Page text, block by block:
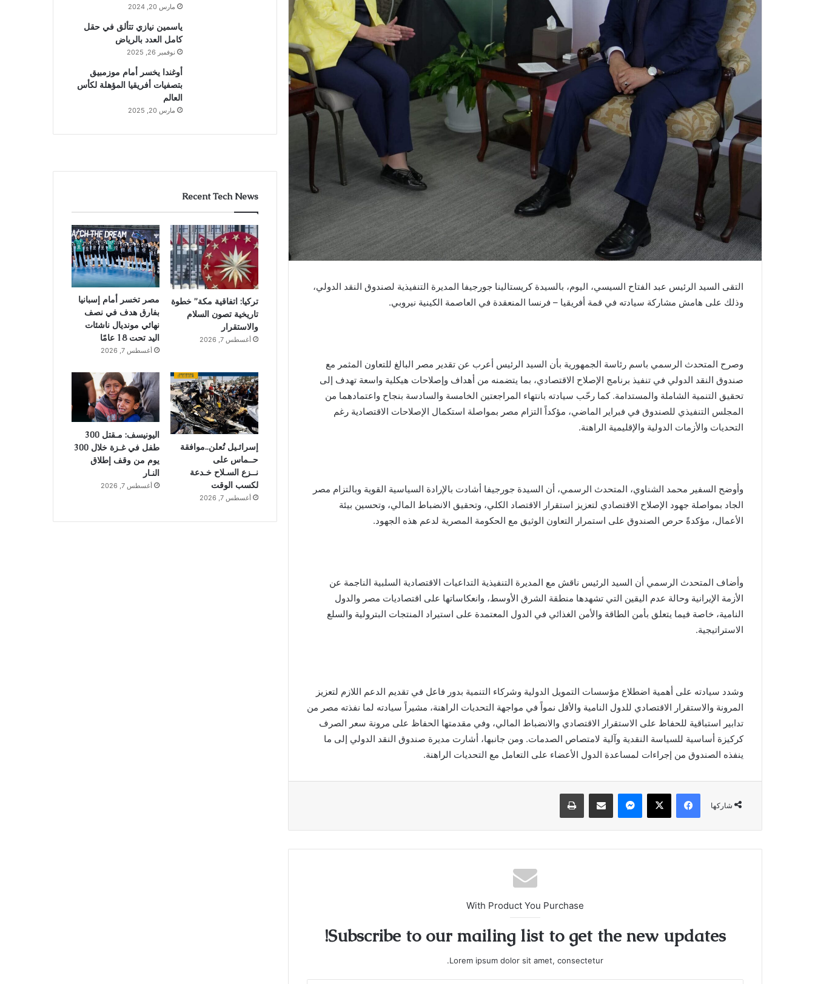
التقى السيد الرئيس عبد الفتاح السيسي، اليوم، بالسيدة كريستالينا جورجيفا المديرة التنفيذية لصندوق النقد الدولي،
وذلك على هامش مشاركة سيادته في قمة أفريقيا – فرنسا المنعقدة في العاصمة الكينية نيروبي.
وصرح المتحدث الرسمي باسم رئاسة الجمهورية بأن السيد الرئيس أعرب عن تقدير مصر البالغ للتعاون المثمر مع
صندوق النقد الدولي في تنفيذ برنامج الإصلاح الاقتصادي، بما يتضمنه من أهداف وإصلاحات هيكلية واسعة تهدف إلى
تحقيق التنمية الشاملة والمستدامة. كما رحّب سيادته بانتهاء المراجعتين الخامسة والسادسة بنجاح واعتمادهما من
المجلس التنفيذي للصندوق في فبراير الماضي، مؤكداً التزام مصر بمواصلة استكمال الإصلاحات الاقتصادية رغم
التحديات والأزمات الدولية والإقليمية الراهنة.
وأوضح السفير محمد الشناوي، المتحدث الرسمي، أن السيدة جورجيفا أشادت بالإرادة السياسية القوية وبالتزام مصر
الجاد بمواصلة جهود الإصلاح الاقتصادي لتعزيز استقرار الاقتصاد الكلي، وتحقيق الانضباط المالي، وتحسين بيئة
الأعمال، مؤكدةً حرص الصندوق على استمرار التعاون الوثيق مع الحكومة المصرية لدعم هذه الجهود.
وأضاف المتحدث الرسمي أن السيد الرئيس ناقش مع المديرة التنفيذية التداعيات الاقتصادية السلبية الناجمة عن
الأزمة الإيرانية وحالة عدم اليقين التي تشهدها منطقة الشرق الأوسط، وانعكاساتها على اقتصاديات مصر والدول
النامية، خاصة فيما يتعلق بأمن الطاقة والأمن الغذائي في الدول المعتمدة على استيراد المنتجات البترولية والسلع
الاستراتيجية.
وشدد سيادته على أهمية اضطلاع مؤسسات التمويل الدولية وشركاء التنمية بدور فاعل في تقديم الدعم اللازم لتعزيز
المرونة والاستقرار الاقتصادي للدول النامية والأقل نمواً في مواجهة التحديات الراهنة، مشيراً سيادته لما نفذته مصر من
تدابير استباقية للحفاظ على الاستقرار الاقتصادي والانضباط المالي، وفي مقدمتها الحفاظ على مرونة سعر الصرف
كركيزة أساسية للسياسة النقدية وآلية لامتصاص الصدمات. ومن جانبها، أشارت مديرة صندوق النقد الدولي إلى ما
ينفذه الصندوق من إجراءات لمساعدة الدول الأعضاء على التعامل مع التحديات الراهنة.
شاركها
فيسبوك X ماسنجر مشاركة عبر البريد طباعة
With Product You Purchase
Subscribe to our mailing list to get the new updates!
Lorem ipsum dolor sit amet, consectetur.
مارس 20, 2024
ياسمين نيازي تتألق في حقل
كامل العدد بالرياض
نوفمبر 26, 2025
أوغندا يخسر أمام موزمبيق
بتصفيات أفريقيا المؤهلة لكأس
العالم
مارس 20, 2025
Recent Tech News
تركيا: اتفاقية مكة” خطوة
تاريخية تصون السلام
والاستقرار
أغسطس 7, 2026
مصر تخسر أمام إسبانيا
بفارق هدف في نصف
نهائي مونديال ناشئات
اليد تحت 18 عامًا
أغسطس 7, 2026
إسرائـيل تُعلن..موافقة
حــماس على
نــزع السـلاح خـدعة
لكسب الوقت
أغسطس 7, 2026
اليونيسف: مـقتل 300
طفل في غـزة خلال 300
يوم من وقف إطلاق
النـار
أغسطس 7, 2026